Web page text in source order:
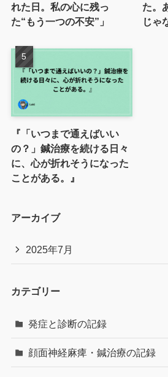
れた日。私の心に残っ
た“もう一つの不安”」
た。
じゃ
『「いつまで通えばいい
の？」鍼治療を続ける日々
に、心が折れそうになった
ことがある。』
アーカイブ
2025年7月
カテゴリー
発症と診断の記録
顔面神経麻痺・鍼治療の記録